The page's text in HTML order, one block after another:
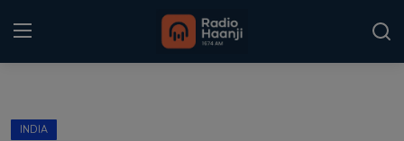
INDIA